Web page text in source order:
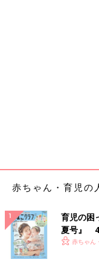
赤ちゃん・育児の
育児の困
夏号』 4
いっぱい
赤ちゃん